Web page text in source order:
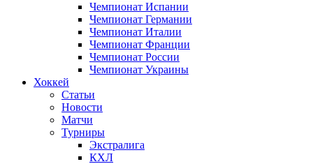
Чемпионат Испании
Чемпионат Германии
Чемпионат Италии
Чемпионат Франции
Чемпионат России
Чемпионат Украины
Хоккей
Статьи
Новости
Матчи
Турниры
Экстралига
КХЛ